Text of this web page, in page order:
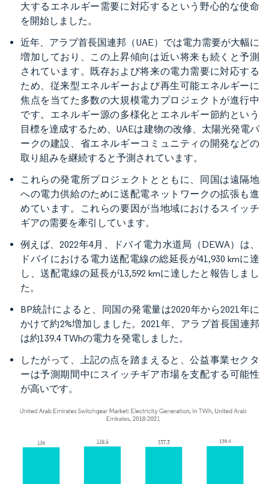
大するエネルギー需要に対応するという野心的な使命
を開始しました。
近年、アラブ首長国連邦（UAE）では電力需要が大幅に
増加しており、この上昇傾向は近い将来も続くと予測
されています。既存および将来の電力需要に対応する
ため、従来型エネルギーおよび再生可能エネルギーに
焦点を当てた多数の大規模電力プロジェクトが進行中
です。エネルギー源の多様化とエネルギー節約という
目標を達成するため、UAEは建物の改修、太陽光発電パ
ークの建設、省エネルギーコミュニティの開発などの
取り組みを継続すると予測されています。
これらの発電所プロジェクトとともに、同国は遠隔地
への電力供給のために送配電ネットワークの拡張も進
めています。これらの要因が当地域におけるスイッチ
ギアの需要を牽引しています。
例えば、2022年4月、ドバイ電力水道局（DEWA）は、
ドバイにおける電力送配電線の総延長が41,930 kmに達
し、送配電線の延長が13,592 kmに達したと報告しまし
た。
BP統計によると、同国の発電量は2020年から2021年に
かけて約2%増加しました。2021年、アラブ首長国連邦
は約139.4 TWhの電力を発電しました。
したがって、上記の点を踏まえると、公益事業セクタ
ーは予測期間中にスイッチギア市場を支配する可能性
が高いです。